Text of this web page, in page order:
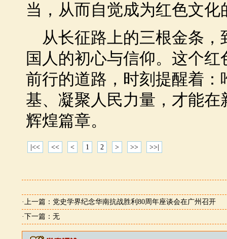
当，从而自觉成为红色文
从长征路上的三根金条，
国人的初心与信仰。这个
前行的道路，时刻提醒着
基、凝聚人民力量，才能
辉煌篇章。
|<< << < 1 2 > >> >>|
·上一篇： 党史学界纪念华南抗战胜利80周年座谈会在广州召开
·下一篇：无